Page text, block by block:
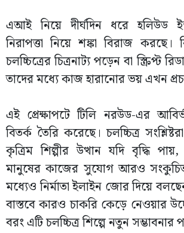
এআই নিয়ে দীর্ঘদিন ধরে হলিউড
নিরাপত্তা নিয়ে শঙ্কা বিরাজ করছে।
চলচ্চিত্রের চিত্রনাট্য পড়েন বা স্ক্রিপ্ট
তাদের মধ্যে কাজ হারানোর ভয় এখন
এই প্রেক্ষাপটে টিলি নরউড-এর
বিতর্ক তৈরি করেছে। চলচ্চিত্র
কৃত্রিম শিল্পীর উত্থান যদি বৃদ্ধি
মানুষের কাজের সুযোগ আরও
মধ্যেও নির্মাতা ইলাইন জোর দিয়ে
বাস্তবে কারও চাকরি কেড়ে নেওয়ার
বরং এটি চলচ্চিত্র শিল্পে নতুন